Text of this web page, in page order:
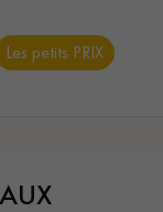
Les petits PRIX
EN BOIS